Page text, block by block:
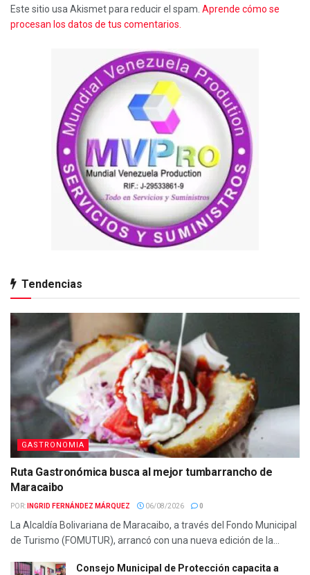
Este sitio usa Akismet para reducir el spam. Aprende cómo se
procesan los datos de tus comentarios.
Tendencias
GASTRONOMIA
Ruta Gastronómica busca al mejor tumbarrancho de
Maracaibo
POR: INGRID FERNÁNDEZ MÁRQUEZ 06/08/2026 0
La Alcaldía Bolivariana de Maracaibo, a través del Fondo Municipal
de Turismo (FOMUTUR), arrancó con una nueva edición de la...
Consejo Municipal de Protección capacita a